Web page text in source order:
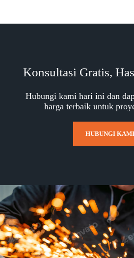
Konsultasi Gratis,
Hubungi kami hari ini dan
harga terbaik untuk
HUBUNGI KAMI